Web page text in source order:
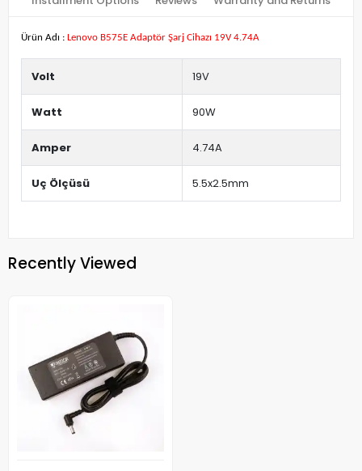
Ürün Adı : Lenovo B575E Adaptör Şarj Cihazı 19V 4.74A
Volt 19V
Watt 90W
Amper 4.74A
Uç Ölçüsü 5.5x2.5mm
Recently Viewed